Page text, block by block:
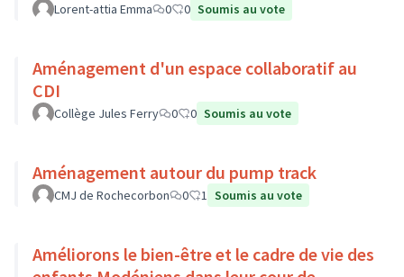
Lorent-attia Emma 0 0 Soumis au vote
Aménagement d'un espace collaboratif au
CDI
Collège Jules Ferry 0 0 Soumis au vote
Aménagement autour du pump track
CMJ de Rochecorbon 0 1 Soumis au vote
Améliorons le bien-être et le cadre de vie des